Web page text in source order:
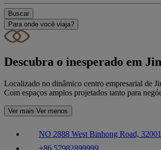
Buscar
Para onde você viaja?
Descubra o inesperado em
Localizado no dinâmico centro empresarial de
Com espaços amplos projetados tanto para
Ver mais Ver menos
NO 2888 West Binhong Road,
+86 57982899999